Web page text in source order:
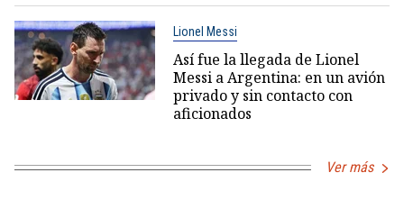
Lionel Messi
Así fue la llegada de Lionel
Messi a Argentina: en un avión
privado y sin contacto con
aficionados
Ver más